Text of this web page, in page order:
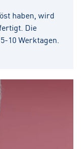
haben, wird
Die
10 Werktagen.